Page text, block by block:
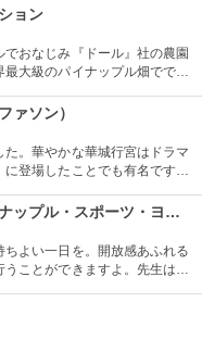
っくり楽しめます。
ョン
おなじみ『ドール』社の農園
大級のパイナップル畑ででき
カワイイお土産もいっぱい。
ァソン）
。華やかな華城行宮はドラマ
登場したことでも有名です。
ますが、専用の列車で回るこ
チョコレート・パイナップル・スポーツ・ヨガ・スタジオ
よい一日を。開放感あふれる
ことができますよ。先生は日
も行っているので、初心者は